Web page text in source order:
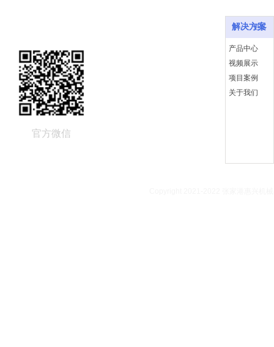
解决方案
更多
产品中心
视频展示
项目案例
关于我们
官方微信